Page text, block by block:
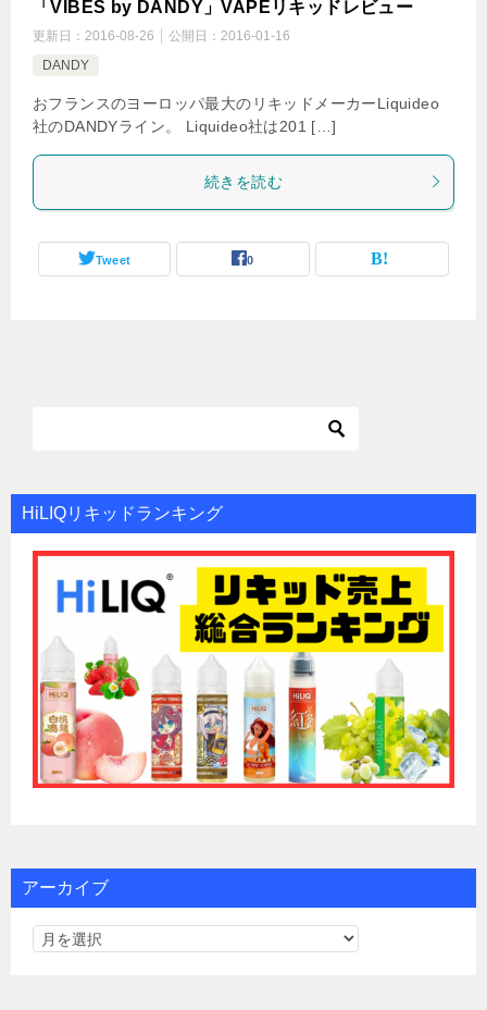
「VIBES by DANDY」VAPEリキッドレビュー
更新日： 2016-08-26 公開日： 2016-01-16
DANDY
おフランスのヨーロッパ最大のリキッドメーカーLiquideo
社のDANDYライン。 Liquideo社は201 […]
続きを読む
Tweet 0
HiLIQリキッドランキング
アーカイブ